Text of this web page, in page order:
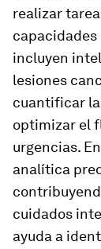
realizar
capacidades
incluyen
lesiones
cuantificar
optimizar el
urgencias.
analítica
cuidados
ayuda a